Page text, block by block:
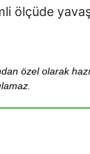
özel olarak